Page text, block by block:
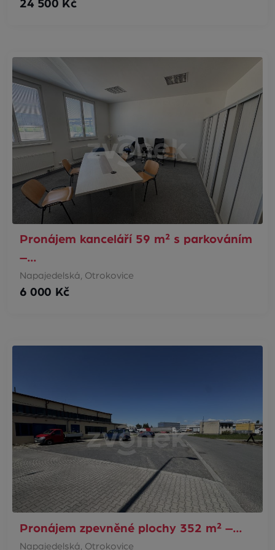
24 500 Kč
Pronájem kanceláří 59 m² s parkováním
–…
Napajedelská, Otrokovice
6 000 Kč
Pronájem zpevněné plochy 352 m² –…
Napajedelská, Otrokovice